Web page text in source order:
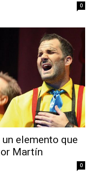
0
elemento que
Martín
0